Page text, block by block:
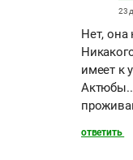
23
Нет,
имеет к
ответить